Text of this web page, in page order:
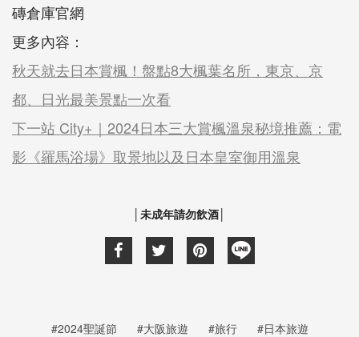
磚倉庫官網
更多內容：
秋天就去日本賞楓！盤點8大楓葉名所，東京、京
都、日光最美景點一次看
下一站 City+｜2024日本三大賞楓溫泉秘境推薦：電
影《羅馬浴場》取景地以及日本皇室御用溫泉
│未成年請勿飲酒│
#2024聖誕節 #大阪旅遊 #旅行 #日本旅遊